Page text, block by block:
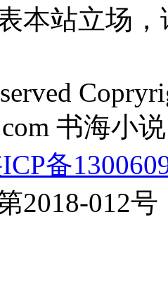
本站立场
书海小
备
2018-012号